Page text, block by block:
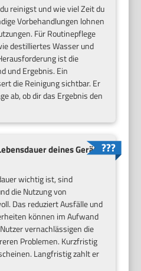
reinigst und wie viel Zeit du
Vorbehandlungen lohnen
Für Routinepflege
destilliertes Wasser und
ist die
und Ergebnis. Ein
die Reinigung sichtbar. Er
ab, ob dir das Ergebnis den
deines Geräts
wichtig ist, sind
die Nutzung von
Das reduziert Ausfälle und
können im Aufwand
vernachlässigen die
Problemen. Kurzfristig
Langfristig zahlt er